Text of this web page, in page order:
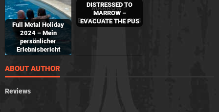
Full Metal Holiday
2024 – Mein
persönlicher
Erlebnisbericht
DISTRESSED TO
MARROW –
EVACUATE THE PUS
ABOUT AUTHOR
Reviews